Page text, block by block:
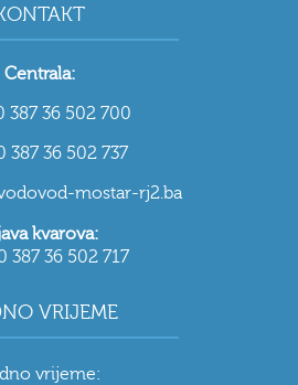
Centrala:
387 36 502 700
387 36 502 737
mostar-rj2.ba
kvarova:
387 36 502 717
VRIJEME
vrijeme: